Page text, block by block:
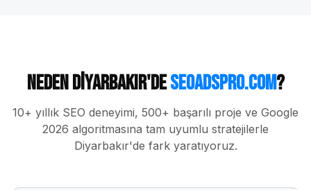
NedenDiyarbakır'deseoadspro.com?
10+ yıllık SEO deneyimi, 500+ başarılı proje ve Google
2026 algoritmasına tam uyumlu stratejilerle
Diyarbakır'de fark yaratıyoruz.